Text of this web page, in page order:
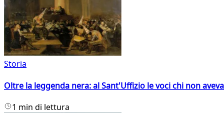
Storia
Oltre la leggenda nera: al Sant'Uffizio le voci chi non
1 min di lettura